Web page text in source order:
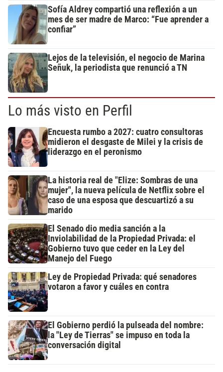
Sofía Aldrey compartió una reflexión a un
mes de ser madre de Marco: “Fue aprender a
confiar”
Lejos de la televisión, el negocio de Marina
Señuk, la periodista que renunció a TN
Lo más visto en Perfil
Encuesta rumbo a 2027: cuatro consultoras
midieron el desgaste de Milei y la crisis de
liderazgo en el peronismo
La historia real de "Elize: Sombras de una
mujer", la nueva película de Netflix sobre el
caso de una esposa que descuartizó a su
marido
El Senado dio media sanción a la
Inviolabilidad de la Propiedad Privada: el
Gobierno tuvo que ceder en la Ley del
Manejo del Fuego
Ley de Propiedad Privada: qué senadores
votaron a favor y cuáles en contra
El Gobierno perdió la pulseada del nombre:
la "Ley de Tierras" se impuso en toda la
conversación digital